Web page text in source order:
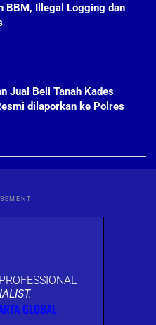
BBM, Illegal Logging dan
Jual Beli Tanah Kades
dilaporkan ke Polres
GLOBAL